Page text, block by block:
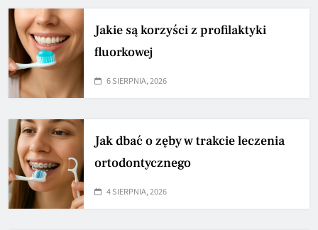
Jakie są korzyści z profilaktyki
fluorkowej
6 SIERPNIA, 2026
Jak dbać o zęby w trakcie leczenia
ortodontycznego
4 SIERPNIA, 2026